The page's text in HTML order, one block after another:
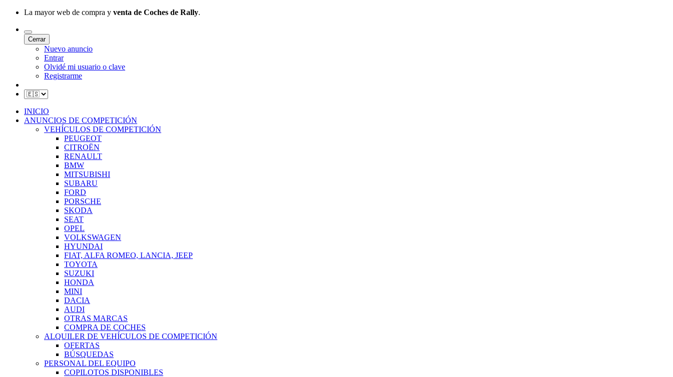
La mayor web de compra y venta de Coches de Rally.
Cerrar
Nuevo anuncio
Entrar
Olvidé mi usuario o clave
Registrarme
INICIO
ANUNCIOS DE COMPETICIÓN
VEHÍCULOS DE COMPETICIÓN
PEUGEOT
CITROËN
RENAULT
BMW
MITSUBISHI
SUBARU
FORD
PORSCHE
SKODA
SEAT
OPEL
VOLKSWAGEN
HYUNDAI
FIAT, ALFA ROMEO, LANCIA, JEEP
TOYOTA
SUZUKI
HONDA
MINI
DACIA
AUDI
OTRAS MARCAS
COMPRA DE COCHES
ALQUILER DE VEHÍCULOS DE COMPETICIÓN
OFERTAS
BÚSQUEDAS
PERSONAL DEL EQUIPO
COPILOTOS DISPONIBLES